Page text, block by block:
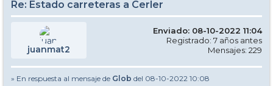
Re: Estado carreteras a Cerler
juanmat2
Enviado: 08-10-2022 11:04
Registrado: 7 años antes
Mensajes: 229
» En respuesta al mensaje de Glob del 08-10-2022 10:08